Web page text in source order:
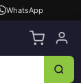
WhatsApp